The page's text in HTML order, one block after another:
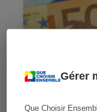
Gérer
Que Choisir